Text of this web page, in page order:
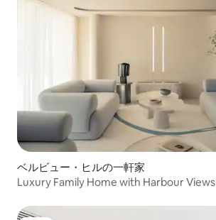
ベルビュー・ヒルの一軒家
Luxury Family Home with Harbour Views